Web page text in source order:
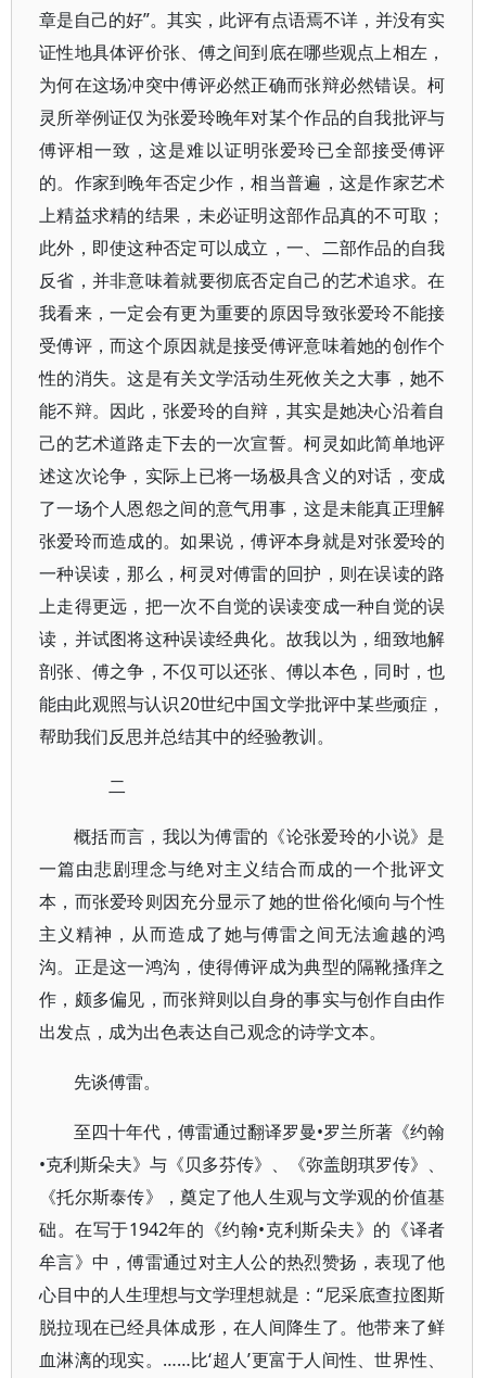
章是自己的好”。其实，此评有点语焉不详，并没有实
证性地具体评价张、傅之间到底在哪些观点上相左，
为何在这场冲突中傅评必然正确而张辩必然错误。柯
灵所举例证仅为张爱玲晚年对某个作品的自我批评与
傅评相一致，这是难以证明张爱玲已全部接受傅评
的。作家到晚年否定少作，相当普遍，这是作家艺术
上精益求精的结果，未必证明这部作品真的不可取；
此外，即使这种否定可以成立，一、二部作品的自我
反省，并非意味着就要彻底否定自己的艺术追求。在
我看来，一定会有更为重要的原因导致张爱玲不能接
受傅评，而这个原因就是接受傅评意味着她的创作个
性的消失。这是有关文学活动生死攸关之大事，她不
能不辩。因此，张爱玲的自辩，其实是她决心沿着自
己的艺术道路走下去的一次宣誓。柯灵如此简单地评
述这次论争，实际上已将一场极具含义的对话，变成
了一场个人恩怨之间的意气用事，这是未能真正理解
张爱玲而造成的。如果说，傅评本身就是对张爱玲的
一种误读，那么，柯灵对傅雷的回护，则在误读的路
上走得更远，把一次不自觉的误读变成一种自觉的误
读，并试图将这种误读经典化。故我以为，细致地解
剖张、傅之争，不仅可以还张、傅以本色，同时，也
能由此观照与认识20世纪中国文学批评中某些顽症，
帮助我们反思并总结其中的经验教训。
二
概括而言，我以为傅雷的《论张爱玲的小说》是
一篇由悲剧理念与绝对主义结合而成的一个批评文
本，而张爱玲则因充分显示了她的世俗化倾向与个性
主义精神，从而造成了她与傅雷之间无法逾越的鸿
沟。正是这一鸿沟，使得傅评成为典型的隔靴搔痒之
作，颇多偏见，而张辩则以自身的事实与创作自由作
出发点，成为出色表达自己观念的诗学文本。
先谈傅雷。
至四十年代，傅雷通过翻译罗曼•罗兰所著《约翰
•克利斯朵夫》与《贝多芬传》、《弥盖朗琪罗传》、
《托尔斯泰传》，奠定了他人生观与文学观的价值基
础。在写于1942年的《约翰•克利斯朵夫》的《译者
牟言》中，傅雷通过对主人公的热烈赞扬，表现了他
心目中的人生理想与文学理想就是：“尼采底查拉图斯
脱拉现在已经具体成形，在人间降生了。他带来了鲜
血淋漓的现实。……比‘超人’更富于人间性、世界性、